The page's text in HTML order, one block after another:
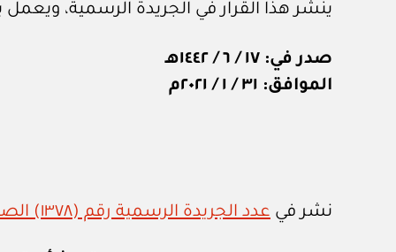
ينشر هذا القرار في الجريدة الرسمية،
صدر في: ١٧ / ٦ / ١٤٤٢هـ
الموافق: ٣١ / ١ / ٢٠٢١م
نشر في عدد الجريدة الرسمية رقم (١٣٧٨) الصادر في ٧ / ٢ / ٢٠٢١م